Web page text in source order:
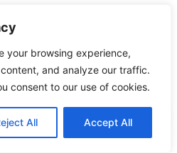
your browsing experience,
and analyze our traffic.
consent to our use of cookies.
All Accept All